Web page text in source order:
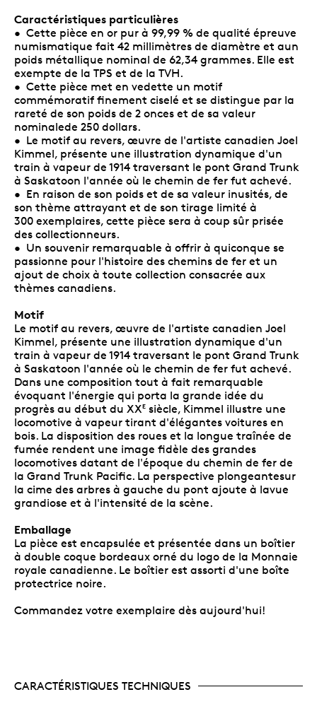
Caractéristiques particulières
• Cette pièce en or pur à 99,99 % de qualité épreuve
numismatique fait 42 millimètres de diamètre et aun
poids métallique nominal de 62,34 grammes. Elle est
exempte de la TPS et de la TVH.
• Cette pièce met en vedette un motif
commémoratif finement ciselé et se distingue par la
rareté de son poids de 2 onces et de sa valeur
nominalede 250 dollars.
• Le motif au revers, œuvre de l'artiste canadien Joel
Kimmel, présente une illustration dynamique d'un
train à vapeur de 1914 traversant le pont Grand Trunk
à Saskatoon l'année où le chemin de fer fut achevé.
• En raison de son poids et de sa valeur inusités, de
son thème attrayant et de son tirage limité à
300 exemplaires, cette pièce sera à coup sûr prisée
des collectionneurs.
• Un souvenir remarquable à offrir à quiconque se
passionne pour l'histoire des chemins de fer et un
ajout de choix à toute collection consacrée aux
thèmes canadiens.
Motif
Le motif au revers, œuvre de l'artiste canadien Joel
Kimmel, présente une illustration dynamique d'un
train à vapeur de 1914 traversant le pont Grand Trunk
à Saskatoon l'année où le chemin de fer fut achevé.
Dans une composition tout à fait remarquable
évoquant l'énergie qui porta la grande idée du
progrès au début du XXE siècle, Kimmel illustre une
locomotive à vapeur tirant d'élégantes voitures en
bois. La disposition des roues et la longue traînée de
fumée rendent une image fidèle des grandes
locomotives datant de l'époque du chemin de fer de
la Grand Trunk Pacific. La perspective plongeantesur
la cime des arbres à gauche du pont ajoute à lavue
grandiose et à l'intensité de la scène.
Emballage
La pièce est encapsulée et présentée dans un boîtier
à double coque bordeaux orné du logo de la Monnaie
royale canadienne. Le boîtier est assorti d'une boîte
protectrice noire.
Commandez votre exemplaire dès aujourd'hui!
CARACTÉRISTIQUES TECHNIQUES